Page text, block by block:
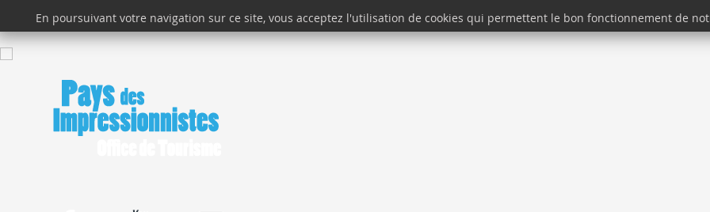
DÉCOUVRIR SE BALADER SE DIVERTIR SÉJOURNER
En poursuivant votre navigation sur ce site, vous acceptez l'utilisation de cookies qui permettent le bon fonctionnement de